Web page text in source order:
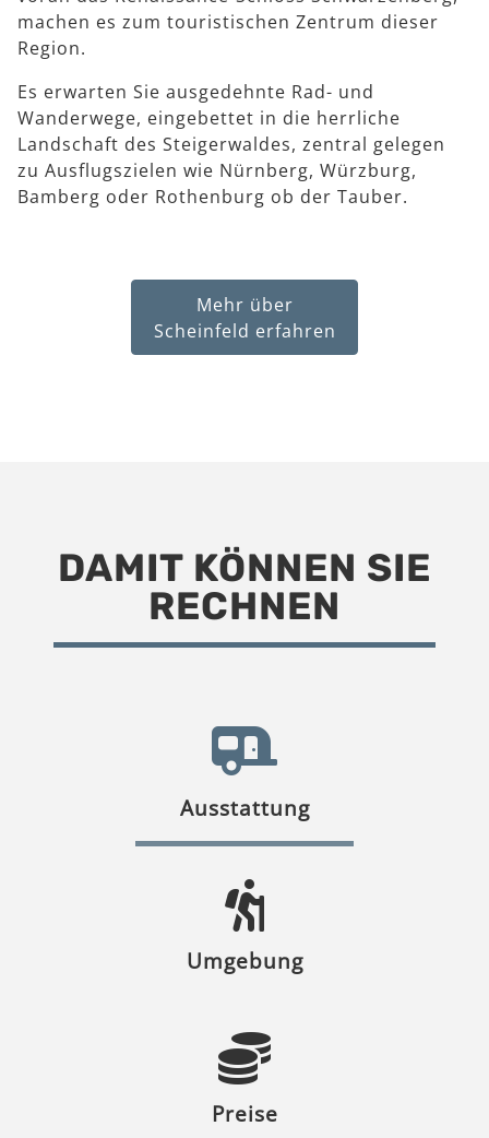
machen es zum touristischen Zentrum dieser
Region.
Es erwarten Sie ausgedehnte Rad- und
Wanderwege, eingebettet in die herrliche
Landschaft des Steigerwaldes, zentral gelegen
zu Ausflugszielen wie Nürnberg, Würzburg,
Bamberg oder Rothenburg ob der Tauber.
Mehr über
Scheinfeld erfahren
DAMIT KÖNNEN SIE
RECHNEN
Ausstattung
Umgebung
Preise